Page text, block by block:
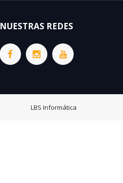
NUESTRAS REDES
LBS Informática